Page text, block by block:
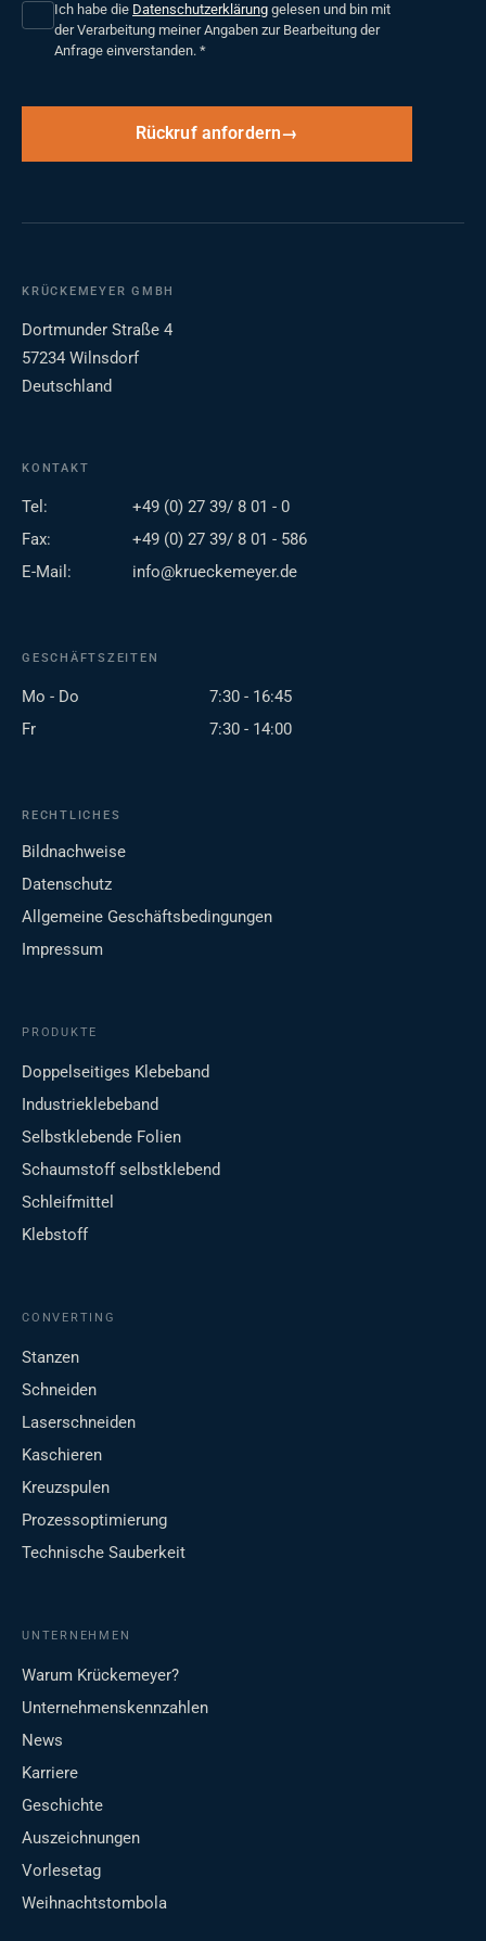
Ich habe die Datenschutzerklärung gelesen und bin mit
der Verarbeitung meiner Angaben zur Bearbeitung der
Anfrage einverstanden. *
Rückruf anfordern
KRÜCKEMEYER GMBH
Dortmunder Straße 4
57234 Wilnsdorf
Deutschland
KONTAKT
Tel:
+49 (0) 27 39/ 8 01 - 0
Fax:
+49 (0) 27 39/ 8 01 - 586
E-Mail:
info@krueckemeyer.de
GESCHÄFTSZEITEN
Mo - Do
7:30 - 16:45
Fr
7:30 - 14:00
RECHTLICHES
Bildnachweise
Datenschutz
Allgemeine Geschäftsbedingungen
Impressum
PRODUKTE
Doppelseitiges Klebeband
Industrieklebeband
Selbstklebende Folien
Schaumstoff selbstklebend
Schleifmittel
Klebstoff
CONVERTING
Stanzen
Schneiden
Laserschneiden
Kaschieren
Kreuzspulen
Prozessoptimierung
Technische Sauberkeit
UNTERNEHMEN
Warum Krückemeyer?
Unternehmenskennzahlen
News
Karriere
Geschichte
Auszeichnungen
Vorlesetag
Weihnachtstombola